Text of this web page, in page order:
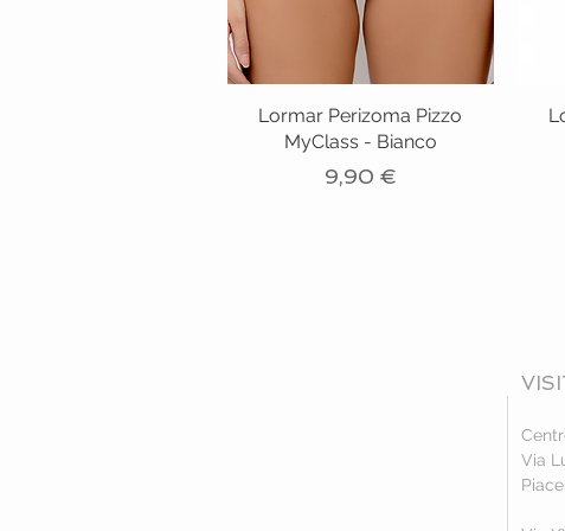
Lormar Perizoma Pizzo
MyClass - Bianco
Prezzo
9,90 €
Via